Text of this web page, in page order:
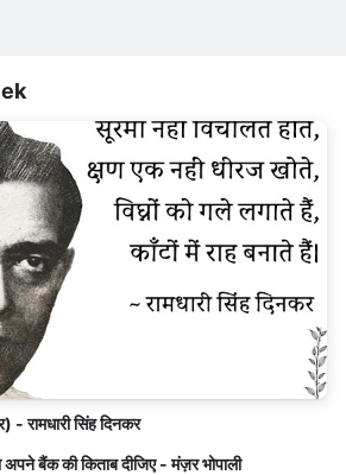
- रामधारी सिंह दिनकर
बैंक की किताब दीजिए - मंज़र भोपाली